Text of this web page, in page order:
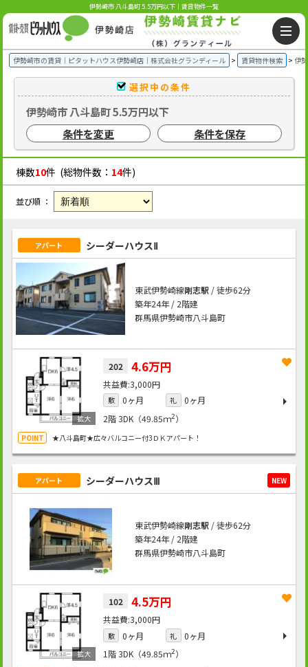
伊勢崎市 八斗島町 5.5万円以下｜賃貸物件一覧
伊勢崎市の賃貸｜ピタットハウス伊勢崎店｜株式会社グランディール 賃貸物件検索 伊
選択中の条件
伊勢崎市 八斗島町 5.5万円以下
条件を変更
条件を保存
棟数10件 (総物件数： 14件)
並び順 ：
アパート シーダーハウスⅡ
東武伊勢崎線剛志駅/ 徒歩62分
築年24年 / 2階建
群馬県伊勢崎市八斗島町
202 4.6万円
3,000円
敷 0ヶ月 礼
0ヶ月
2階3DK（49.85ｍ2）
★八斗島町★広々バルコニー付3ＤＫアパート！
アパート シーダーハウスⅢ NEW
東武伊勢崎線剛志駅/ 徒歩62分
築年24年 / 2階建
群馬県伊勢崎市八斗島町
102 4.5万円
3,000円
敷 0ヶ月 礼
0ヶ月
1階3DK（49.85ｍ2）